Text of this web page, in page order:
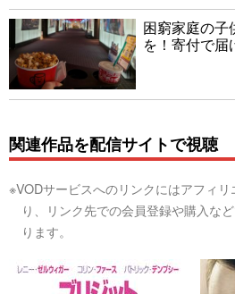
困窮家庭の子
を！寄付で届
関連作品を配信サイトで視聴
※VODサービスへのリンクにはアフィ
り、リンク先での会員登録や購入な
ります。